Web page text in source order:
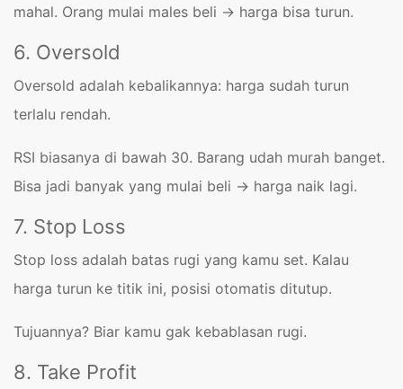
mahal. Orang mulai males beli → harga bisa turun.
6. Oversold
Oversold adalah kebalikannya: harga sudah turun
terlalu rendah.
RSI biasanya di bawah 30. Barang udah murah banget.
Bisa jadi banyak yang mulai beli → harga naik lagi.
7. Stop Loss
Stop loss adalah batas rugi yang kamu set. Kalau
harga turun ke titik ini, posisi otomatis ditutup.
Tujuannya? Biar kamu gak kebablasan rugi.
8. Take Profit